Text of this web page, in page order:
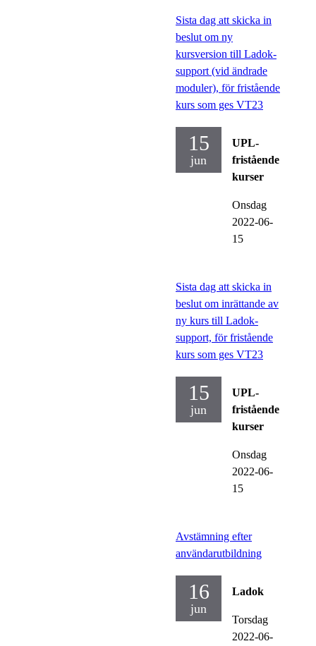
Sista dag att skicka in
beslut om ny
kursversion till Ladok-
support (vid ändrade
moduler), för fristående
kurs som ges VT23
15
jun
UPL-
fristående
kurser
Onsdag
2022-06-
15
Sista dag att skicka in
beslut om inrättande av
ny kurs till Ladok-
support, för fristående
kurs som ges VT23
15
jun
UPL-
fristående
kurser
Onsdag
2022-06-
15
Avstämning efter
användarutbildning
16
jun
Ladok
Torsdag
2022-06-